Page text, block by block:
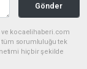
Gönder
ve kocaelihaberi.com
tüm sorumluluğu tek
hiçbir şekilde